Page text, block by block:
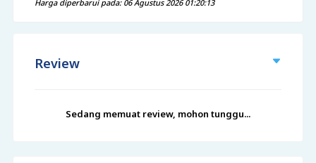
Harga diperbarui pada: 06 Agustus 2026 01:20:13
Review
Sedang memuat review, mohon tunggu...